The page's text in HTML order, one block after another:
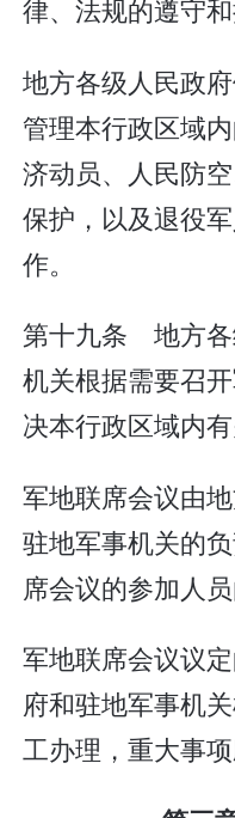
律、法规的遵守和
地方各级人民政
管理本行政区域
济动员、人民防
保护，以及退役
作。
第十九条 地方各
机关根据需要召
决本行政区域内
军地联席会议由
驻地军事机关的
席会议的参加人
军地联席会议议
府和驻地军事机
工办理，重大事